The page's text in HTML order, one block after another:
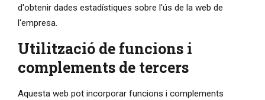
d'obtenir dades estadístiques sobre l'ús de la web de
l'empresa.
Utilització de funcions i
complements de tercers
Aquesta web pot incorporar funcions i complements